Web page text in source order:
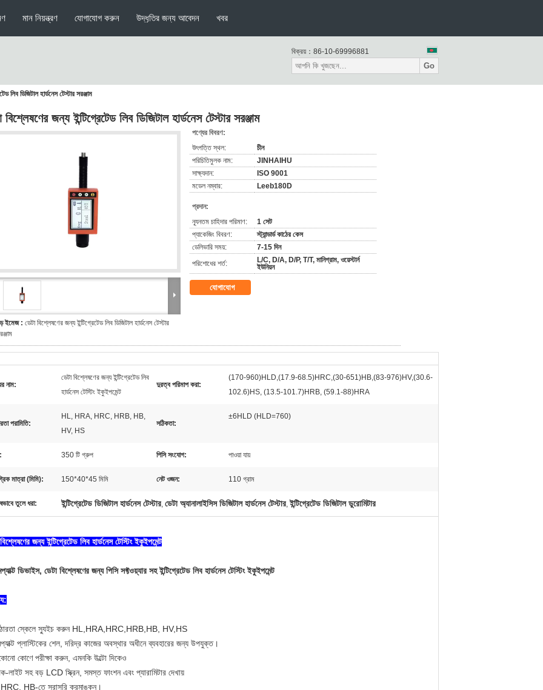
মান নিয়ন্ত্রণ যোগাযোগ করুন উদ্ধৃতির জন্য আবেদন খবর
বিক্রয়： 86-10-69996881
Go
লিব ডিজিটাল হার্ডনেস টেস্টার সরঞ্জাম
বিশ্লেষণের জন্য ইন্টিগ্রেটেড লিব ডিজিটাল হার্ডনেস টেস্টার সরঞ্জাম
ইমেজ : ডেটা বিশ্লেষণের জন্য ইন্টিগ্রেটেড লিব ডিজিটাল হার্ডনেস টেস্টার
পণ্যের বিবরণ:
উৎপত্তি স্থল:
চীন
পরিচিতিমুলক নাম:
JINHAIHU
সাক্ষ্যদান:
ISO 9001
মডেল নম্বার:
Leeb180D
প্রদান:
ন্যূনতম চাহিদার পরিমাণ:
1 সেট
প্যাকেজিং বিবরণ:
স্ট্যান্ডার্ড কাঠের কেস
ডেলিভারি সময়:
7-15 দিন
পরিশোধের শর্ত:
L/C, D/A, D/P, T/T, মানিগ্রাম, ওয়েস্টার্ন
ইউনিয়ন
যোগাযোগ
নাম:
ডেটা বিশ্লেষণের জন্য ইন্টিগ্রেটেড লিব
হার্ডনেস টেস্টিং ইকুইপমেন্ট
দুরত্ব পরিমাপ করা:
(170-960)HLD,(17.9-68.5)HRC,(30-651)HB,(83-976)HV,(30.6-
102.6)HS, (13.5-101.7)HRB, (59.1-88)HRA
পরামিতি:
HL, HRA, HRC, HRB, HB,
HV, HS
সঠিকতা:
±6HLD (HLD=760)
350 টি গ্রুপ পিসি সংযোগ: পাওয়া যায়
মাত্রা (মিমি): 150*40*45 মিমি নেট ওজন: 110 গ্রাম
তুলে ধরা: ইন্টিগ্রেটেড ডিজিটাল হার্ডনেস টেস্টার, ডেটা অ্যানালাইসিস ডিজিটাল হার্ডনেস টেস্টার, ইন্টিগ্রেটেড ডিজিটাল ডুরোমিটার
জন্য ইন্টিগ্রেটেড লিব হার্ডনেস টেস্টিং ইকুইপমেন্ট
ডিভাইস, ডেটা বিশ্লেষণের জন্য পিসি সফ্টওয়্যার সহ ইন্টিগ্রেটেড লিব হার্ডনেস টেস্টিং ইকুইপমেন্ট
স্কেলে স্যুইচ করুন HL,HRA,HRC,HRB,HB, HV,HS
প্লাস্টিকের শেল, দরিদ্র কাজের অবস্থার অধীনে ব্যবহারের জন্য উপযুক্ত।
কোণে পরীক্ষা করুন, এমনকি উল্টো দিকেও
লাইট সহ বড় LCD স্ক্রিন, সমস্ত ফাংশন এবং প্যারামিটার দেখায়
HB-তে সরাসরি ক্রমাঙ্কন।